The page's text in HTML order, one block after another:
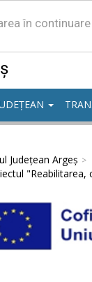
în
Județean Argeș
"Reabilitarea,